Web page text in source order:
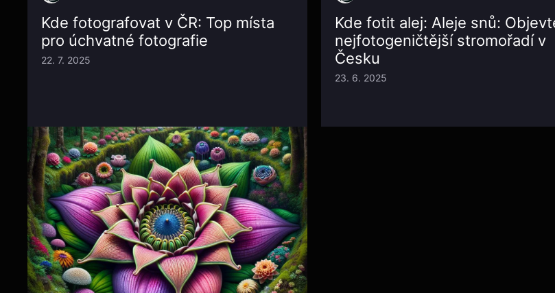
Kde fotografovat v ČR: Top místa
pro úchvatné fotografie
22. 7. 2025
Kde fotit alej: Aleje snů:
nejfotogeničtější stromořadí v
Česku
23. 6. 2025